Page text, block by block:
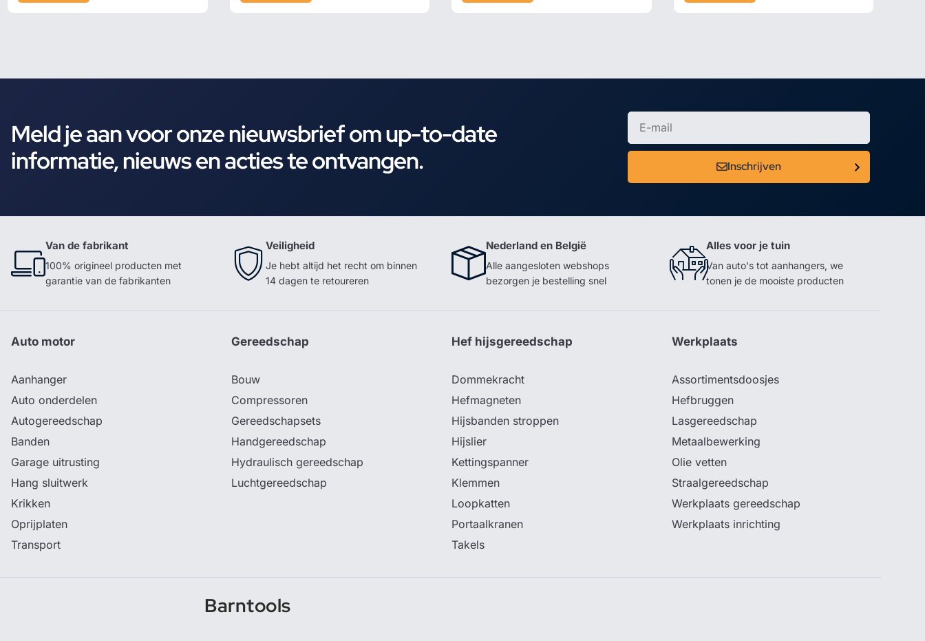
Meld je aan voor onze nieuwsbrief om up-to-date
informatie, nieuws en acties te ontvangen.
Inschrijven
Van de fabrikant
100% origineel producten met
garantie van de fabrikanten
Veiligheid
Je hebt altijd het recht om binnen
14 dagen te retoureren
Nederland en België
Alle aangesloten webshops
bezorgen je bestelling snel
Alles voor je tuin
Van auto's tot aanhangers, we
tonen je de mooiste producten
Auto motor
Aanhanger
Auto onderdelen
Autogereedschap
Banden
Garage uitrusting
Hang sluitwerk
Krikken
Oprijplaten
Transport
Gereedschap
Bouw
Compressoren
Gereedschapsets
Handgereedschap
Hydraulisch gereedschap
Luchtgereedschap
Hef hijsgereedschap
Dommekracht
Hefmagneten
Hijsbanden stroppen
Hijslier
Kettingspanner
Klemmen
Loopkatten
Portaalkranen
Takels
Werkplaats
Assortimentsdoosjes
Hefbruggen
Lasgereedschap
Metaalbewerking
Olie vetten
Straalgereedschap
Werkplaats gereedschap
Werkplaats inrichting
Barntools